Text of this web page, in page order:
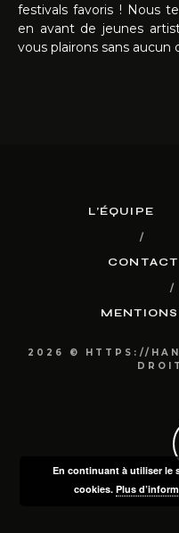
festivals favoris ! Nous
en avant de jeunes
vous plairons sans aucun
L’ÉQUIPE
CONTACT
2026 © HTTPS://
En continuant à utiliser le
cookies.Plus